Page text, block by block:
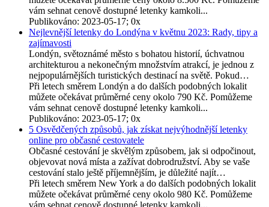
vám sehnat cenově dostupné letenky kamkoli...
Publikováno: 2023-05-17; 0x
Nejlevnější letenky do Londýna v květnu 2023: Rady, tipy a
zajímavosti
Londýn, světoznámé město s bohatou historií, úchvatnou
architekturou a nekonečným množstvím atrakcí, je jednou z
nejpopulárnějších turistických destinací na světě. Pokud…
Při letech směrem Londýn a do dalších podobných lokalit
můžete očekávat průměrné ceny okolo 790 Kč. Pomůžeme
vám sehnat cenově dostupné letenky kamkoli...
Publikováno: 2023-05-17; 0x
5 Osvědčených způsobů, jak získat nejvýhodnější letenky
online pro občasné cestovatele
Občasné cestování je skvělým způsobem, jak si odpočinout,
objevovat nová místa a zažívat dobrodružství. Aby se vaše
cestování stalo ještě příjemnějším, je důležité najít…
Při letech směrem New York a do dalších podobných lokalit
můžete očekávat průměrné ceny okolo 980 Kč. Pomůžeme
vám sehnat cenově dostupné letenky kamkoli...